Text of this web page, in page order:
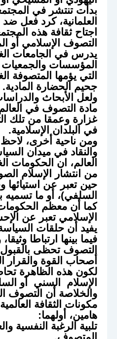
بدأت تنتشر في
العلمانية، كرد فعل ضد
اجتاح ثقافة هذه
التصوف الإسلامي أو
يدرس في الجامعات
المؤسسات والجمعيات
التي يؤمها المتصوفة
جحيم الحضارة المادية.
ولعل الأبحاث
مادة التصوف في العالم
غزارة وعمقا من تلك
في البلدان الإسلامية.
ومن ناحية أخرى،
والنقاد في ميدان
العالم، ان الحكومات
من انتشار الإسلام
حين تعبر عن استيائها
السلفي)، أو ما تسميه
كما أن معظم
الإسلامي تعبر عن
يفيد أن حلقات
فيما بينها ارتباطا
التصوف تحظى
أصحاب القوة والقرار
لكون هذه الظاهرة
الإسلام السني أو
والخلاصة أن التصوف
مكونات الثقافة
هامين، أولهما:
تلبية الرغبة النفسية